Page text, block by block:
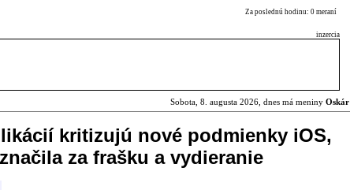
Za poslednú hodinu: 0 meraní
inzercia
Sobota, 8. augusta 2026, dnes má meniny Oskár
kritizujú nové podmienky iOS,
za frašku a vydieranie